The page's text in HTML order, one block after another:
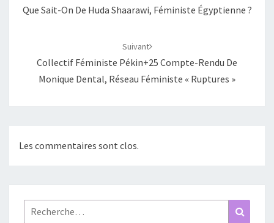
Que Sait-On De Huda Shaarawi, Féministe Égyptienne ?
Suivant
Collectif Féministe Pékin+25 Compte-Rendu De
Monique Dental, Réseau Féministe « Ruptures »
Les commentaires sont clos.
Rechercher :